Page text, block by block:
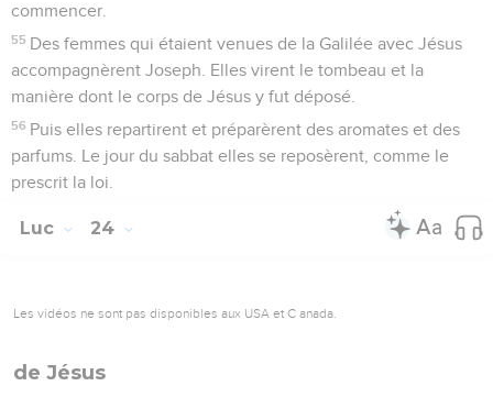
commencer.
55 Des femmes qui étaient venues de la Galilée avec Jésus
accompagnèrent Joseph. Elles virent le tombeau et la
manière dont le corps de Jésus y fut déposé.
56 Puis elles repartirent et préparèrent des aromates et des
parfums. Le jour du sabbat elles se reposèrent, comme le
prescrit la loi.
Luc 24
Les vidéos ne sont pas disponibles aux USA et C anada.
de Jésus